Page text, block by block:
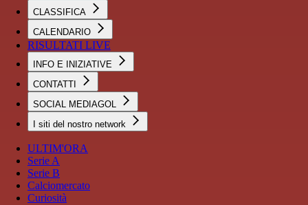
CLASSIFICA
CALENDARIO
RISULTATI LIVE
INFO E INIZIATIVE
CONTATTI
SOCIAL MEDIAGOL
I siti del nostro network
ULTIM'ORA
Serie A
Serie B
Calciomercato
Curiosità